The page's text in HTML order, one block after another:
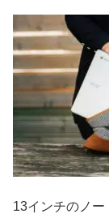
13インチのノ